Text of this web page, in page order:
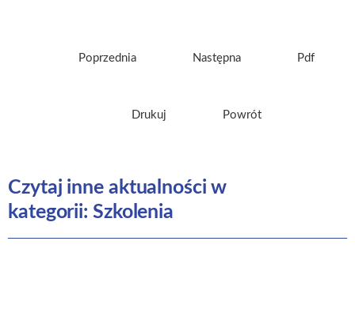
Poprzednia Następna Pdf
Drukuj Powrót
Czytaj inne aktualności w
kategorii: Szkolenia